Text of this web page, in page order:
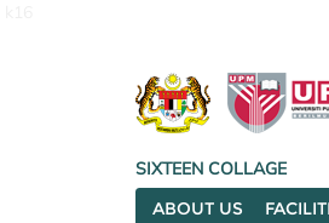
SIXTEEN COLLAGE
ABOUT US